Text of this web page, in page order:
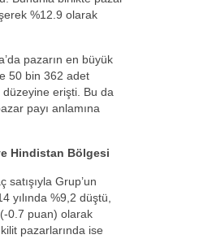
%12.9 olarak
pazarın en büyük
50 bin 362 adet
düzeyine erişti. Bu da
payı anlamına
Hindistan Bölgesi
Grup’un
yılında %9,2 düştü,
0.7 puan) olarak
pazarlarında ise